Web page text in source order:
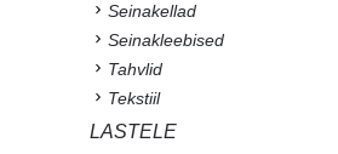
Seinakellad
Seinakleebised
Tahvlid
Tekstiil
LASTELE